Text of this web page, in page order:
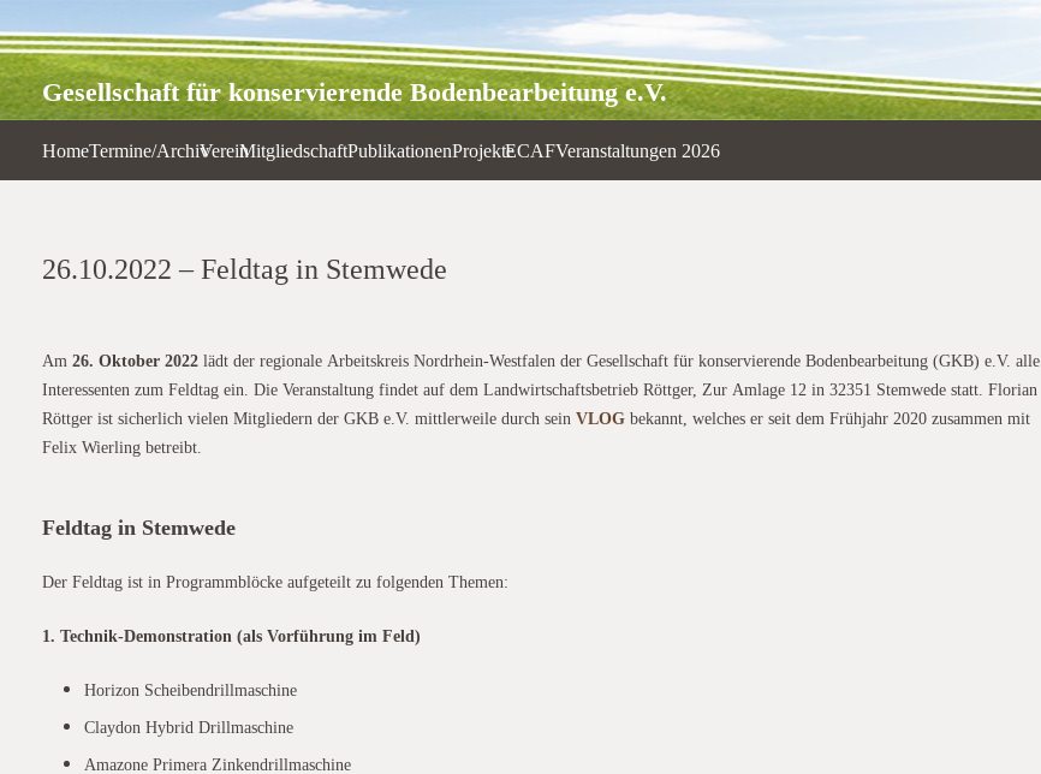
Gesellschaft für konservierende Bodenbearbeitung e.V.
HomeTermine/ArchivVereinMitgliedschaftPublikationenProjekteECAFVeranstaltungen 2026
26.10.2022 – Feldtag in Stemwede
Am 26. Oktober 2022 lädt der regionale Arbeitskreis Nordrhein-Westfalen der Gesellschaft für konservierende Bodenbearbeitung (GKB) e.V. alle
Interessenten zum Feldtag ein. Die Veranstaltung findet auf dem Landwirtschaftsbetrieb Röttger, Zur Amlage 12 in 32351 Stemwede statt. Florian
Röttger ist sicherlich vielen Mitgliedern der GKB e.V. mittlerweile durch sein VLOG bekannt, welches er seit dem Frühjahr 2020 zusammen mit
Felix Wierling betreibt.
Feldtag in Stemwede
Der Feldtag ist in Programmblöcke aufgeteilt zu folgenden Themen:
1. Technik-Demonstration (als Vorführung im Feld)
Horizon Scheibendrillmaschine
Claydon Hybrid Drillmaschine
Amazone Primera Zinkendrillmaschine